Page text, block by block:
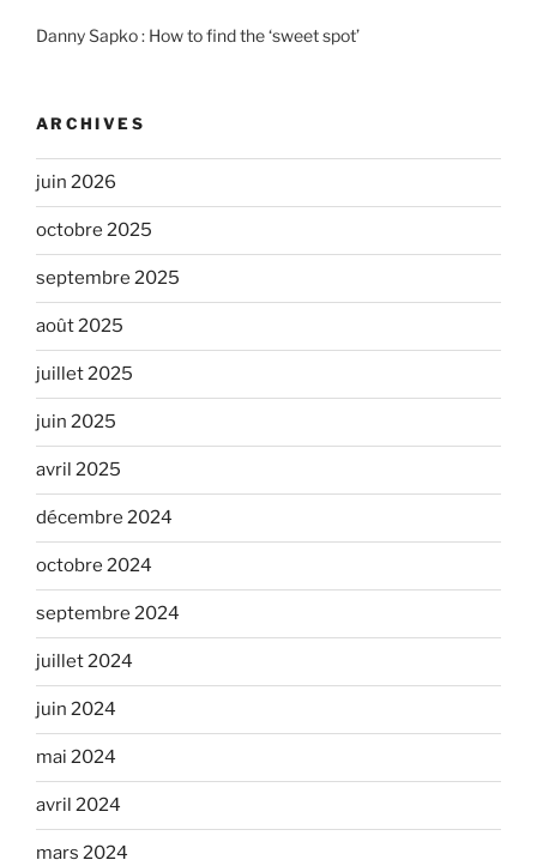
Danny Sapko : How to find the ‘sweet spot’
ARCHIVES
juin 2026
octobre 2025
septembre 2025
août 2025
juillet 2025
juin 2025
avril 2025
décembre 2024
octobre 2024
septembre 2024
juillet 2024
juin 2024
mai 2024
avril 2024
mars 2024